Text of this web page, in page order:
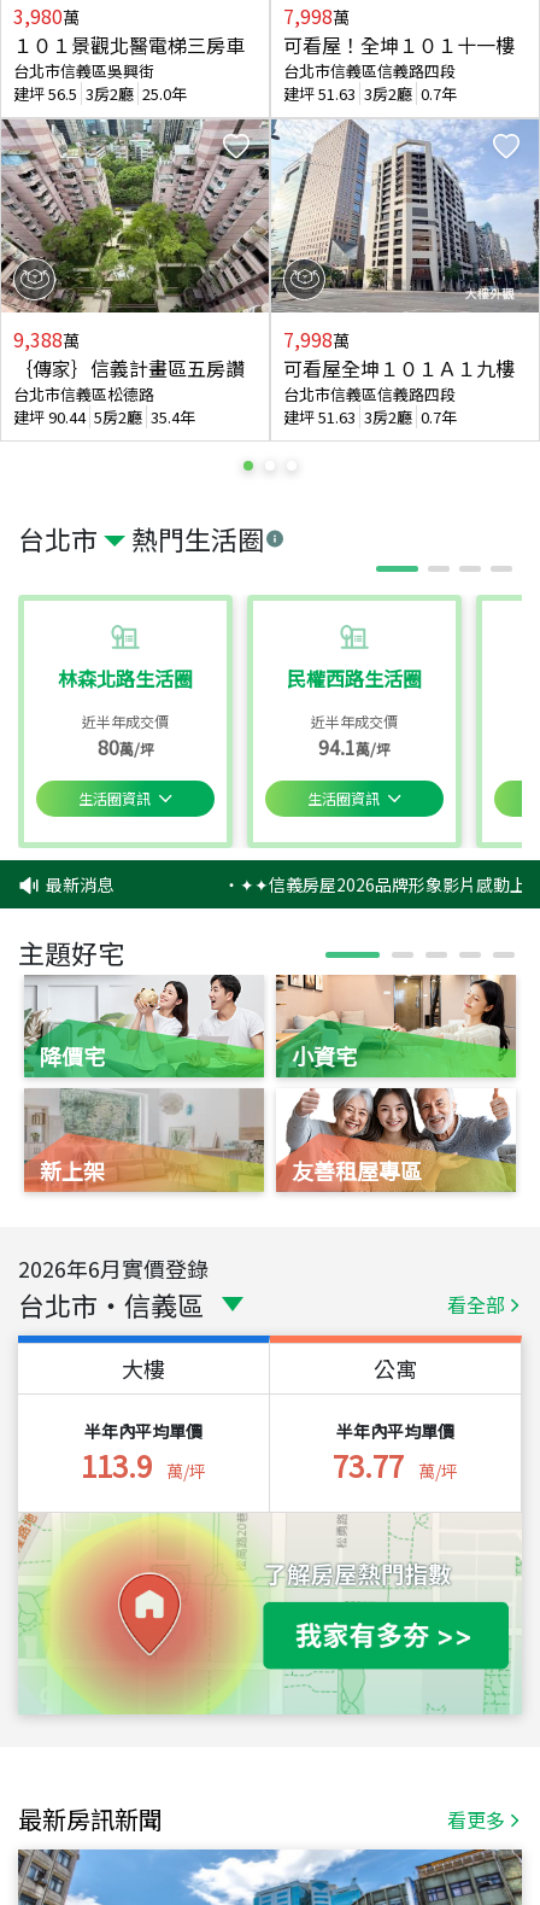
台北市 熱門生活圈
林森北路生活圈
近半年成交價
80萬/坪
生活圈資訊
民權西路生活圈
近半年成交價
94.1萬/坪
生活圈資訊
3,980萬
１０１景觀北醫電梯三房車
台北市信義區吳興街
建坪56.5 3房2廳 25.0年
9,388萬
｛傳家｝信義計畫區五房讚
台北市信義區松德路
建坪90.44 5房2廳 35.4年
7,998萬
可看屋！全坤１０１十一樓
台北市信義區信義路四段
建坪51.63 3房2廳 0.7年
7,998萬
可看屋全坤１０１Ａ１九樓
台北市信義區信義路四段
建坪51.63 3房2廳 0.7年
最新消息 ‧✦✦信義房屋2026品牌形象影片感動上
主題好宅
降價宅
新上架
小資宅
友善租屋專區
2026年6月實價登錄
台北市 ・ 信義區 看全部
大樓
半年內平均單價
113.9 萬/坪
公寓
半年內平均單價
73.77 萬/坪
最新房訊新聞 看更多